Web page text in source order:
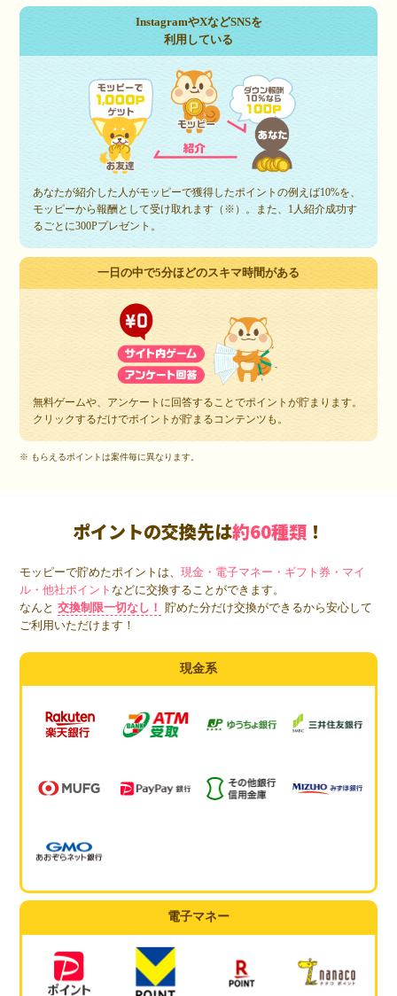
InstagramやXなどSNSを
利用している
あなたが紹介した人がモッピーで獲得したポイントの例えば10%を、
モッピーから報酬として受け取れます（※）。また、1人紹介成功す
るごとに300Pプレゼント。
一日の中で5分ほどのスキマ時間がある
無料ゲームや、アンケートに回答することでポイントが貯まります。
クリックするだけでポイントが貯まるコンテンツも。
※ もらえるポイントは案件毎に異なります。
ポイントの交換先は約60種類 ！
モッピーで貯めたポイントは、現金・電子マネー・ギフト券・マイ
ル・他社ポイントなどに交換することができます。
なんと 交換制限一切なし！
貯めた分だけ交換ができるから安心して
ご利用いただけます！
現金系
電子マネー